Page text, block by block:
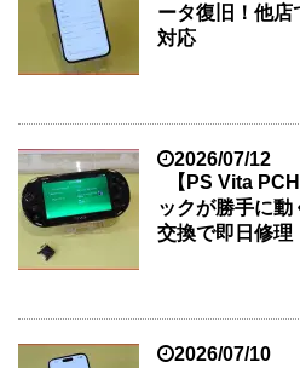
ータ復旧！他店
対応
2026/07/12
【PS Vita
ックが勝手に
交換で即日修理
2026/07/10